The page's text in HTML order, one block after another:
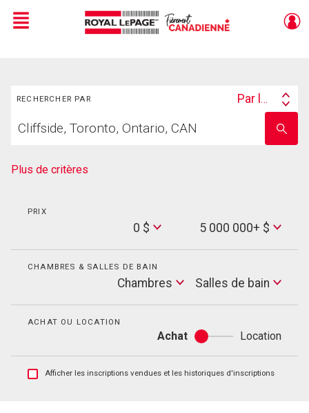
Live
En Direct
Menu
RECHERCHER PAR
Search
Par lieu
votre
nom
Plus de critères
PRIX
0 $
Max
Price
5 000 000+ $
CHAMBRES & SALLES DE BAIN
Chambres
Salles
de
Salles de bain
ACHAT OU LOCATION
Achat
Achat
ou
location
Location
AfficherAfficher les inscriptions vendues et les historiques d'inscriptions